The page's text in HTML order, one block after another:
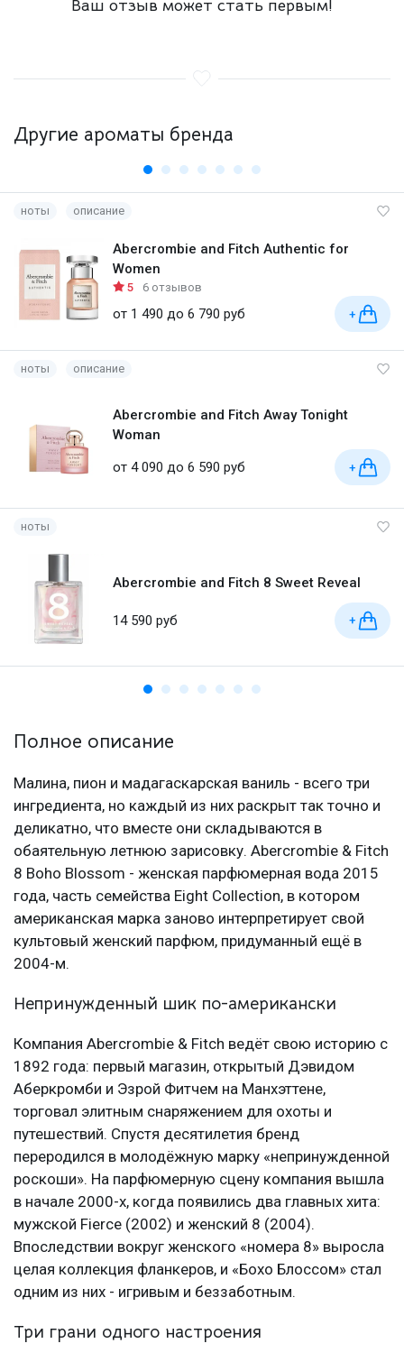
Ваш отзыв может стать первым!
Другие ароматы бренда
ноты описание
Abercrombie and Fitch Authentic for
Women
5 6 отзывов
от 1 490 до 6 790 руб +
ноты описание
Abercrombie and Fitch Away Tonight
Woman
от 4 090 до 6 590 руб
+
ноты
Abercrombie and Fitch 8 Sweet Reveal
14 590 руб +
Полное описание
Малина, пион и мадагаскарская ваниль - всего три
ингредиента, но каждый из них раскрыт так точно и
деликатно, что вместе они складываются в
обаятельную летнюю зарисовку. Abercrombie & Fitch
8 Boho Blossom - женская парфюмерная вода 2015
года, часть семейства Eight Collection, в котором
американская марка заново интерпретирует свой
культовый женский парфюм, придуманный ещё в
2004-м.
Непринужденный шик по-американски
Компания Abercrombie & Fitch ведёт свою историю с
1892 года: первый магазин, открытый Дэвидом
Аберкромби и Эзрой Фитчем на Манхэттене,
торговал элитным снаряжением для охоты и
путешествий. Спустя десятилетия бренд
переродился в молодёжную марку «непринужденной
роскоши». На парфюмерную сцену компания вышла
в начале 2000-х, когда появились два главных хита:
мужской Fierce (2002) и женский 8 (2004).
Впоследствии вокруг женского «номера 8» выросла
целая коллекция фланкеров, и «Бохо Блоссом» стал
одним из них - игривым и беззаботным.
Три грани одного настроения